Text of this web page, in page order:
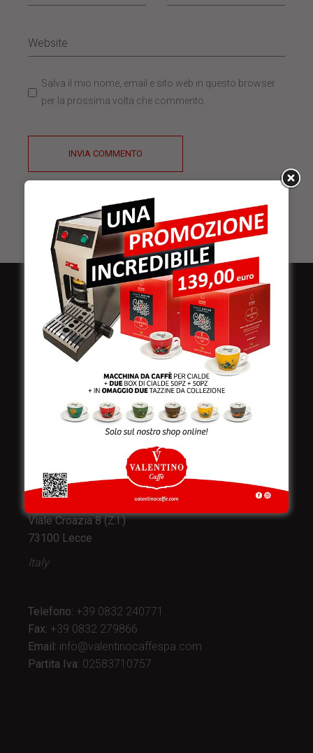
Salva il mio nome, email e sito web in questo browser
per la prossima volta che commento.
INVIA COMMENTO
e produzione:
Viale Croazia 8 (Z.I.)
73100 Lecce
Italy
Telefono: +39 0832 240771
Fax: +39 0832 279866
Email: info@valentinocaffespa.com
Partita Iva: 02583710757